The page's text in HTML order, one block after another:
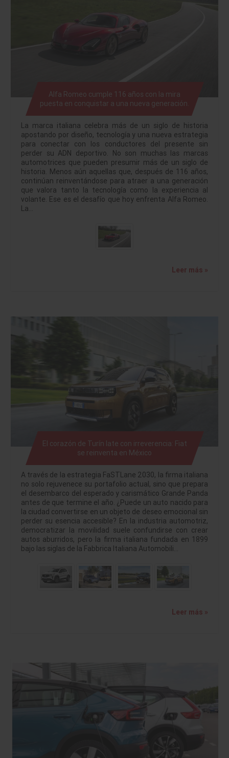
Alfa Romeo cumple 116 años con la mira
puesta en conquistar a una nueva generación.
La marca italiana celebra más de un siglo de historia
apostando por diseño, tecnología y una nueva estrategia
para conectar con los conductores del presente sin
perder su ADN deportivo. No son muchas las marcas
automotrices que pueden presumir más de un siglo de
historia. Menos aún aquellas que, después de 116 años,
continúan reinventándose para atraer a una generación
que valora tanto la tecnología como la experiencia al
volante. Ese es el desafío que hoy enfrenta Alfa Romeo.
La…
Leer más »
El corazón de Turín late con irreverencia: Fiat
se reinventa en México
A través de la estrategia FaSTLane 2030, la firma italiana
no solo rejuvenece su portafolio actual, sino que prepara
el desembarco del esperado y carismático Grande Panda
antes de que termine el año. ¿Puede un auto nacido para
la ciudad convertirse en un objeto de deseo emocional sin
perder su esencia accesible? En la industria automotriz,
democratizar la movilidad suele confundirse con crear
autos aburridos, pero la firma italiana fundada en 1899
bajo las siglas de la Fabbrica Italiana Automobili…
Leer más »